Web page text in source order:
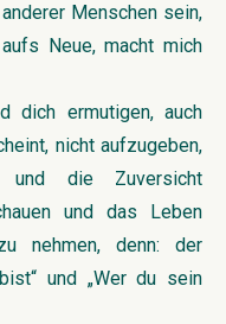
Menschen sein,
Neue, macht mich
dich ermutigen, auch
nicht aufzugeben,
und die Zuversicht
und das Leben
nehmen, denn: der
und „Wer du sein